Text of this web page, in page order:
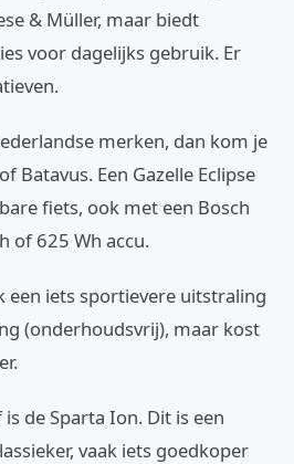
& Müller, maar biedt
voor dagelijks gebruik. Er
merken, dan kom je
Batavus. Een Gazelle Eclipse
fiets, ook met een Bosch
of 625 Wh accu.
een iets sportievere uitstraling
(onderhoudsvrij), maar kost
de Sparta Ion. Dit is een
vaak iets goedkoper